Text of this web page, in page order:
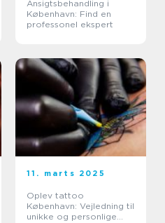
Ansigtsbehandling i
København: Find en
professonel ekspert
11. marts 2025
Oplev tattoo
København: Vejledning til
unikke og personlige